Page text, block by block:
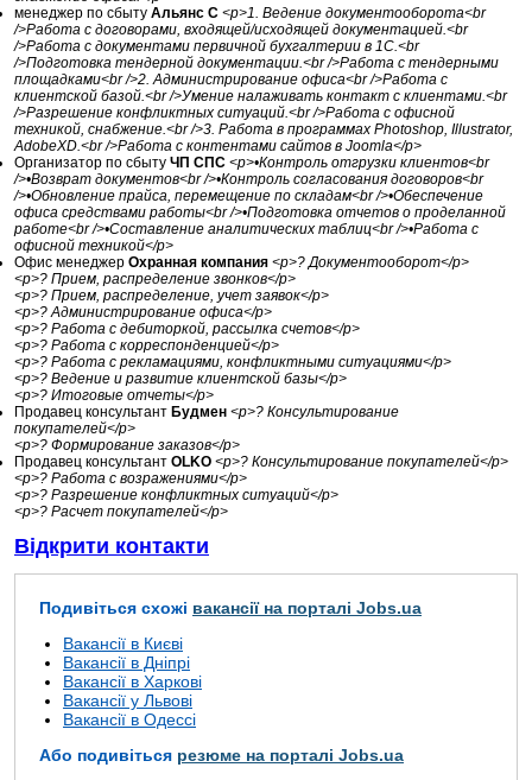
менеджер по сбыту Альянс С <p>1. Ведение документооборота<br
/>Работа с договорами, входящей/исходящей документацией.<br
/>Работа с документами первичной бухгалтерии в 1С.<br
/>Подготовка тендерной документации.<br />Работа с тендерными
площадками<br />2. Администрирование офиса<br />Работа с
клиентской базой.<br />Умение налаживать контакт с клиентами.<br
/>Разрешение конфликтных ситуаций.<br />Работа с офисной
техникой, снабжение.<br />3. Работа в программах Photoshop, Illustrator,
AdobeXD.<br />Работа с контентами сайтов в Joomla</p>
Организатор по сбыту ЧП СПС <p>•Контроль отгрузки клиентов<br
/>•Возврат документов<br />•Контроль согласования договоров<br
/>•Обновление прайса, перемещение по складам<br />•Обеспечение
офиса средствами работы<br />•Подготовка отчетов о проделанной
работе<br />•Составление аналитических таблиц<br />•Работа с
офисной техникой</p>
Офис менеджер Охранная компания <p>? Документооборот</p>
<p>? Прием, распределение звонков</p>
<p>? Прием, распределение, учет заявок</p>
<p>? Администрирование офиса</p>
<p>? Работа с дебиторкой, рассылка счетов</p>
<p>? Работа с корреспонденцией</p>
<p>? Работа с рекламациями, конфликтными ситуациями</p>
<p>? Ведение и развитие клиентской базы</p>
<p>? Итоговые отчеты</p>
Продавец консультант Будмен <p>? Консультирование
покупателей</p>
<p>? Формирование заказов</p>
Продавец консультант OLKO <p>? Консультирование покупателей</p>
<p>? Работа с возражениями</p>
<p>? Разрешение конфликтных ситуаций</p>
<p>? Расчет покупателей</p>
Відкрити контакти
Подивіться схожі вакансії на порталі Jobs.ua
Вакансії в Києві
Вакансії в Дніпрі
Вакансії в Харкові
Вакансії у Львові
Вакансії в Одессі
Або подивіться резюме на порталі Jobs.ua